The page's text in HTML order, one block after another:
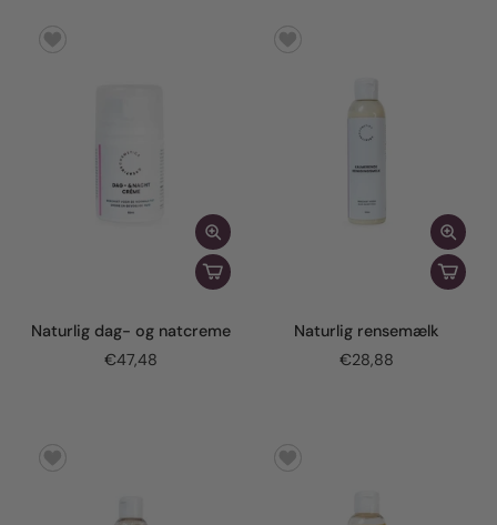
Naturlig dag- og natcreme
€47,48
Naturlig rensemælk
€28,88